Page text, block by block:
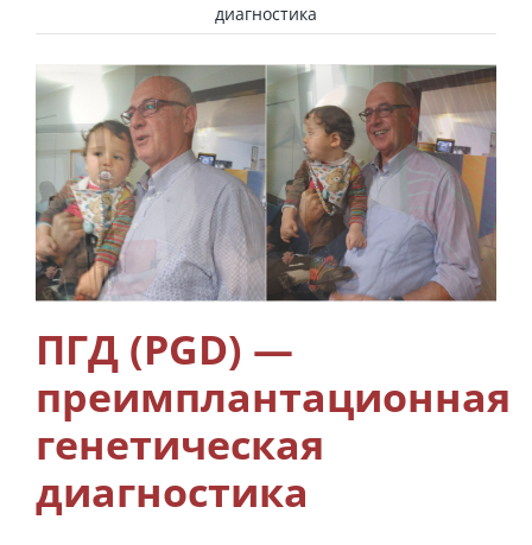
Немного о «Crete Fertility Centre»
Методы Лечения Бесплодия
Дополнительный уход
Info
Контакты
диагностика
ПГД (PGD) —
преимплантационная
генетическая
диагностика